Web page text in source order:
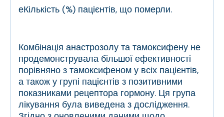
еКількість (%) пацієнтів, що померли.
Комбінація анастрозолу та тамоксифену не
продемонструвала більшої ефективності
порівняно з тамоксифеном у всіх пацієнтів,
а також у групі пацієнтів з позитивними
показниками рецептора гормону. Ця група
лікування була виведена з дослідження.